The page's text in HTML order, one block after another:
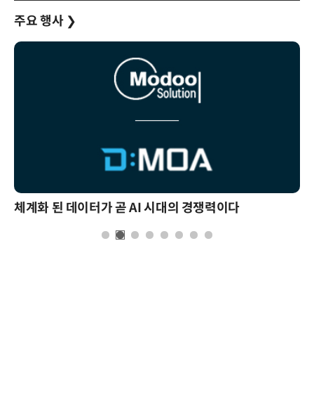
주요 행사 ❯
체계화 된 데이터가 곧 AI 시대의 경쟁력이다